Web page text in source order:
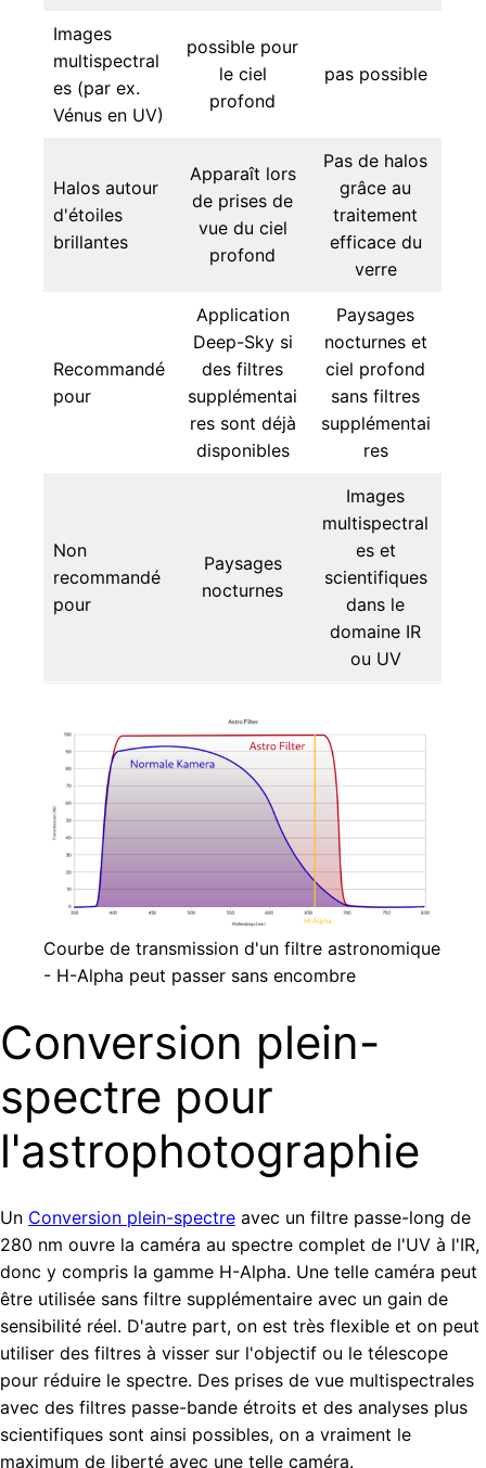
Images
multispectral
es (par ex.
Vénus en UV)
possible pour
le ciel
profond
pas possible
Halos autour
d'étoiles
brillantes
Apparaît lors
de prises de
vue du ciel
profond
Pas de halos
grâce au
traitement
efficace du
verre
Recommandé
pour
Application
Deep-Sky si
des filtres
supplémentai
res sont déjà
disponibles
Paysages
nocturnes et
ciel profond
sans filtres
supplémentai
res
Non
recommandé
pour
Paysages
nocturnes
Images
multispectral
es et
scientifiques
dans le
domaine IR
ou UV
Courbe de transmission d'un filtre astronomique
- H-Alpha peut passer sans encombre
Conversion plein-
spectre pour
l'astrophotographie
Un Conversion plein-spectre avec un filtre passe-long de
280 nm ouvre la caméra au spectre complet de l'UV à l'IR,
donc y compris la gamme H-Alpha. Une telle caméra peut
être utilisée sans filtre supplémentaire avec un gain de
sensibilité réel. D'autre part, on est très flexible et on peut
utiliser des filtres à visser sur l'objectif ou le télescope
pour réduire le spectre. Des prises de vue multispectrales
avec des filtres passe-bande étroits et des analyses plus
scientifiques sont ainsi possibles, on a vraiment le
maximum de liberté avec une telle caméra.